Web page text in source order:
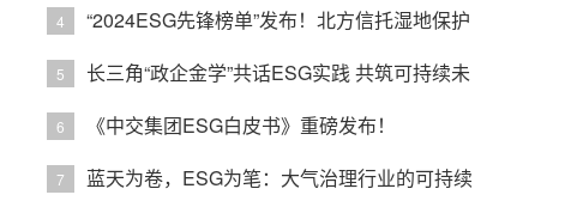
4
“2024ESG先锋榜单”发布！北方信托湿地保护
5
长三角“政企金学”共话ESG实践 共筑可持续未
6 《中交集团ESG白皮书》重磅发布！
7
蓝天为卷，ESG为笔：大气治理行业的可持续